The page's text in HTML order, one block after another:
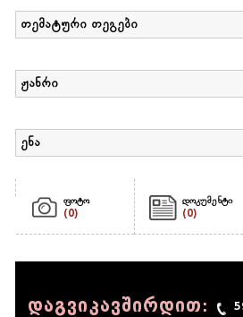
თემატური თეგები
ჟანრი
ენა
ფოტო
(0)
დოკუმენტი
(0)
დაგვიკავშირდით: